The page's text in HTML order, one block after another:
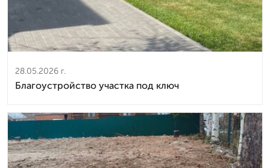
28.05.2026 г.
Благоустройство участка под ключ